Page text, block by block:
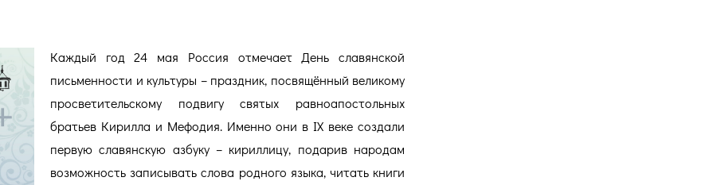
Каждый год 24 мая Россия отмечает День славянской
письменности и культуры – праздник, посвящённый великому
просветительскому подвигу святых равноапостольных
братьев Кирилла и Мефодия. Именно они в IX веке создали
первую славянскую азбуку – кириллицу, подарив народам
возможность записывать слова родного языка, читать книги